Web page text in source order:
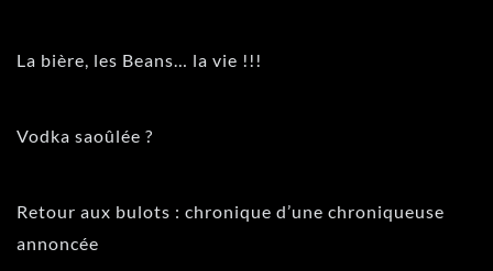
La bière, les Beans… la vie !!!
Vodka saoûlée ?
Retour aux bulots : chronique d’une chroniqueuse
annoncée